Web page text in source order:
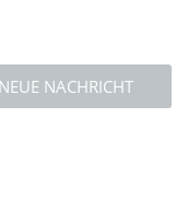
NEUE NACHRICHT